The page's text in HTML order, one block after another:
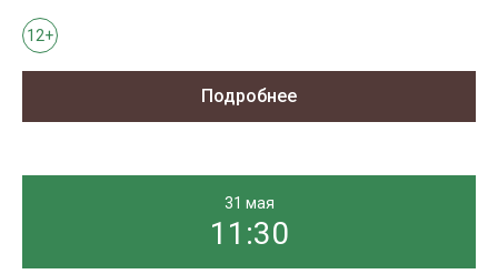
12+
Подробнее
31 мая
11:30